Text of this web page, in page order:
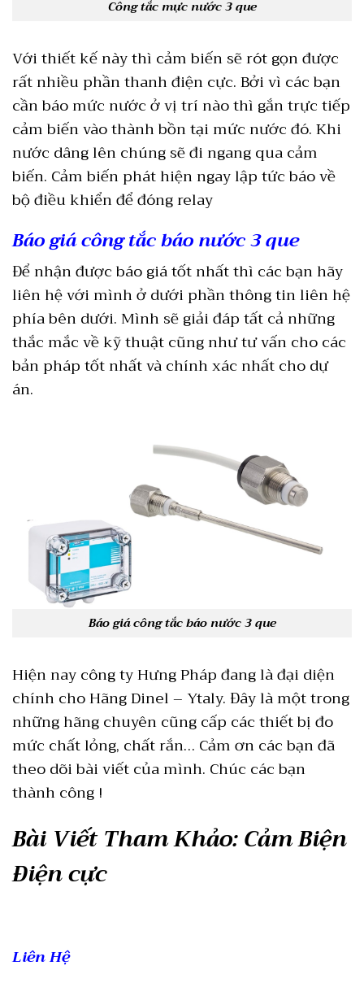
Công tắc mực nước 3 que
Với thiết kế này thì cảm biến sẽ rót gọn được
rất nhiều phần thanh điện cực. Bởi vì các bạn
cần báo mức nước ở vị trí nào thì gắn trực tiếp
cảm biến vào thành bồn tại mức nước đó. Khi
nước dâng lên chúng sẽ đi ngang qua cảm
biến. Cảm biến phát hiện ngay lập tức báo về
bộ điều khiển để đóng relay
Báo giá công tắc báo nước 3 que
Để nhận được báo giá tốt nhất thì các bạn hãy
liên hệ với mình ở dưới phần thông tin liên hệ
phía bên dưới. Mình sẽ giải đáp tất cả những
thắc mắc về kỹ thuật cũng như tư vấn cho các
bản pháp tốt nhất và chính xác nhất cho dự
án.
Báo giá công tắc báo nước 3 que
Hiện nay công ty Hưng Pháp đang là đại diện
chính cho Hãng Dinel – Ytaly. Đây là một trong
những hãng chuyên cũng cấp các thiết bị đo
mức chất lỏng, chất rắn… Cảm ơn các bạn đã
theo dõi bài viết của mình. Chúc các bạn
thành công !
Bài Viết Tham Khảo: Cảm Biện
Điện cực
Liên Hệ